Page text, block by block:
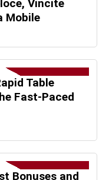
Vincite
Mobile
Table
Fast‑Paced
Bonuses and